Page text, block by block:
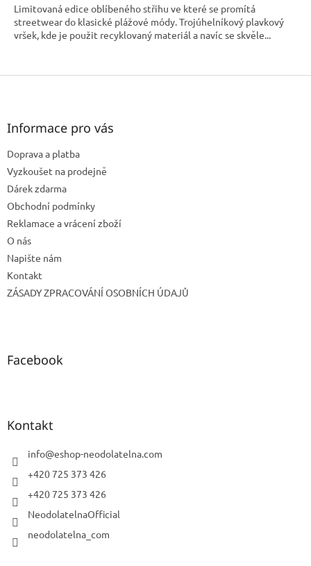
Limitovaná edice oblíbeného střihu ve které se promítá
streetwear do klasické plážové módy. Trojúhelníkový plavkový
vršek, kde je použit recyklovaný materiál a navíc se skvěle...
Z
Informace pro vás
Doprava a platba
Vyzkoušet na prodejně
Dárek zdarma
Obchodní podmínky
Reklamace a vrácení zboží
O nás
Napište nám
Kontakt
ZÁSADY ZPRACOVÁNÍ OSOBNÍCH ÚDAJŮ
Facebook
Kontakt
info@eshop-neodolatelna.com
+420 725 373 426
+420 725 373 426
NeodolatelnaOfficial
neodolatelna_com